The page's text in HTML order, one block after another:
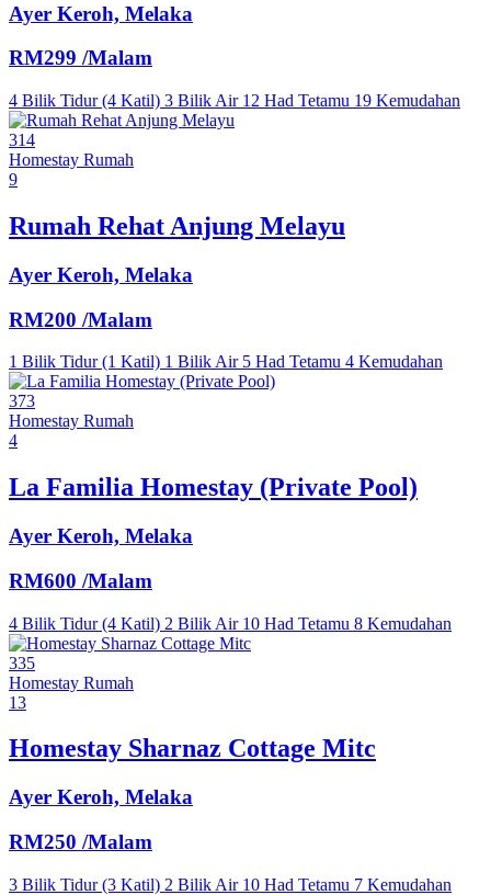
Ayer Keroh, Melaka
RM299 /Malam
4 Bilik Tidur (4 Katil) 3 Bilik Air 12 Had Tetamu 19 Kemudahan
314
Homestay Rumah
9
Rumah Rehat Anjung Melayu
Ayer Keroh, Melaka
RM200 /Malam
1 Bilik Tidur (1 Katil) 1 Bilik Air 5 Had Tetamu 4 Kemudahan
373
Homestay Rumah
4
La Familia Homestay (Private Pool)
Ayer Keroh, Melaka
RM600 /Malam
4 Bilik Tidur (4 Katil) 2 Bilik Air 10 Had Tetamu 8 Kemudahan
335
Homestay Rumah
13
Homestay Sharnaz Cottage Mitc
Ayer Keroh, Melaka
RM250 /Malam
3 Bilik Tidur (3 Katil) 2 Bilik Air 10 Had Tetamu 7 Kemudahan